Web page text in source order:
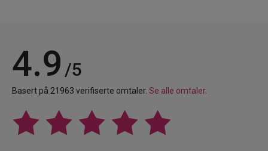
4.9 /5
Basert på 21963 verifiserte omtaler. Se alle omtaler.